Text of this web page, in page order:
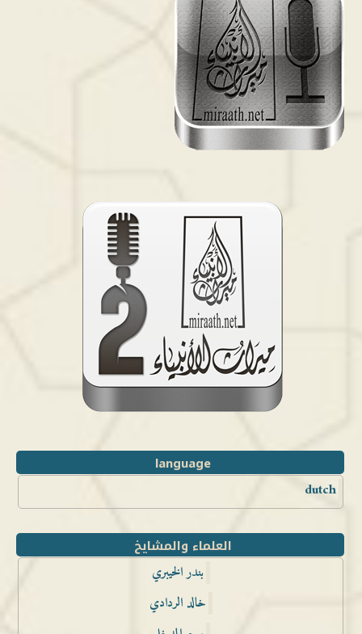
language
dutch
العلماء والمشايخ
بندر الخيبري
خالد الردادي